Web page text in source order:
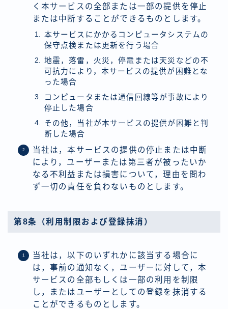
く本サービスの全部または一部の提供を停止
または中断することができるものとします。
本サービスにかかるコンピュータシステムの
保守点検または更新を行う場合
地震，落雷，火災，停電または天災などの不
可抗力により，本サービスの提供が困難とな
った場合
コンピュータまたは通信回線等が事故により
停止した場合
その他，当社が本サービスの提供が困難と判
断した場合
当社は，本サービスの提供の停止または中断
により，ユーザーまたは第三者が被ったいか
なる不利益または損害について，理由を問わ
ず一切の責任を負わないものとします。
第8条（利用制限および登録抹消）
当社は，以下のいずれかに該当する場合に
は，事前の通知なく，ユーザーに対して，本
サービスの全部もしくは一部の利用を制限
し，またはユーザーとしての登録を抹消する
ことができるものとします。